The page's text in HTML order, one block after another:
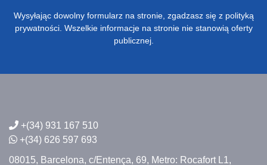
Wysyłając dowolny formularz na stronie, zgadzasz się z polityką
prywatności. Wszelkie informacje na stronie nie stanowią oferty
publicznej.
+(34) 931 167 510
+(34) 626 597 693
08015, Barcelona, c/Entença, 69, Metro: Rocafort L1,